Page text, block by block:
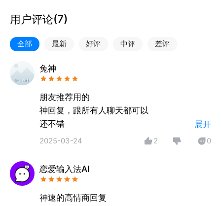
Crush键盘，一款专解决社交沟通设计的智能键盘输入
法软件。
试试超会聊的AI助手！让每句对话都藏着心动彩蛋。当
聊天变成指尖艺术，没有人能拒绝你的信息轰炸！适配
微信/QQ/抖音/快手/陌陌等全平台输入法，解锁社交超
核心功能拯救你的聊天力：
1、闪电回复：收到Crush消息秒回高情商话术，温柔/
2、聊天截图：上传聊天截图，串联隐藏话题+分析情
绪，帮你写出关系升温的神回复，破解恋人的“晚安“到
底是困了还是生气了！
用户评论(7)
全部 最新 好评 中评 差评
兔神
朋友推荐用的
神回复，跟所有人聊天都可以
还不错
真实感
展开
2025-03-24 2 0
恋爱输入法AI
神速的高情商回复